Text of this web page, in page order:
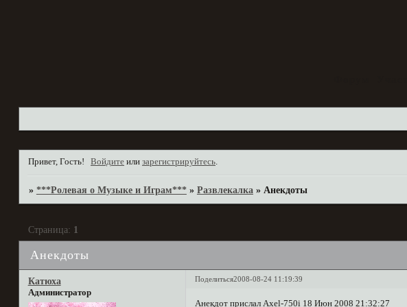
Привет, Гость! Войдите или зарегистрируйтесь.
» ***Ролевая о Музыке и Играм*** » Развлекалка » Анекдоты
Анекдоты
Страница: 1
Поделиться2008-08-24 11:19:39
Катюха
Администратор
Анекдот прислал Axel-750i 18 Июн 2008 21:32:27